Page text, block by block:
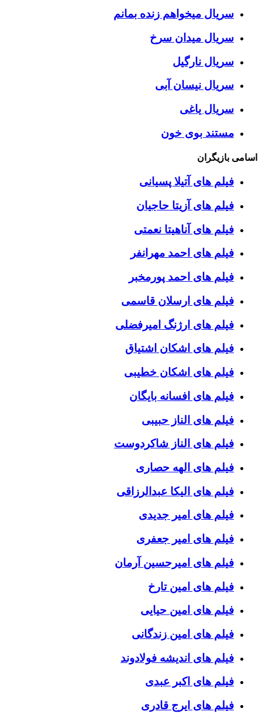
سریال میخواهم زنده بمانم
سریال میدان سرخ
سریال نارگیل
سریال نیسان آبی
سریال یاغی
مستند بوی خون
اسامی بازیگران
فیلم های آتیلا پسیانی
فیلم های آزیتا حاجیان
فیلم های آناهیتا نعمتی
فیلم های احمد مهرانفر
فیلم های احمد پورمخبر
فیلم های ارسلان قاسمی
فیلم های ارژنگ امیرفضلی
فیلم های اشکان اشتیاق
فیلم های اشکان خطیبی
فیلم های افسانه بایگان
فیلم های الناز حبیبی
فیلم های الناز شاکردوست
فیلم های الهه حصاری
فیلم های الیکا عبدالرزاقی
فیلم های امیر جدیدی
فیلم های امیر جعفری
فیلم های امیرحسین آرمان
فیلم های امین تارخ
فیلم های امین حیایی
فیلم های امین زندگانی
فیلم های اندیشه فولادوند
فیلم های اکبر عبدی
فیلم های ایرج قادری